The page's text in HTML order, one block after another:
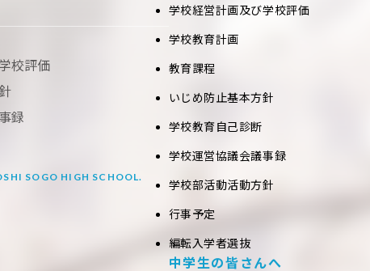
学校経営計画及び学校評価
学校教育計画
教育課程
いじめ防止基本方針
学校教育自己診断
学校運営協議会議事録
学校部活動活動方針
行事予定
編転入学者選抜
中学生の皆さんへ
校評価
録
SOGO HIGH SCHOOL.